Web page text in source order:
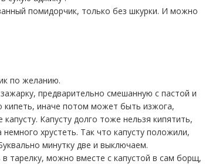
помидорчик, только без шкурки. И можно
по желанию.
предварительно смешанную с пастой и
кипеть, иначе потом может быть изжога,
Капусту долго тоже нельзя кипятить,
хрустеть. Так что капусту положили,
минутку две и выключаем.
тарелку, можно вместе с капустой в сам борщ,